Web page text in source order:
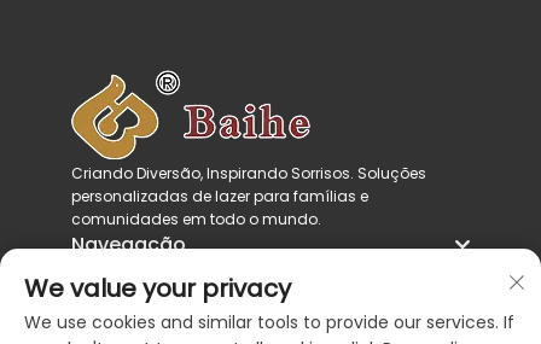
Criando Diversão, Inspirando Sorrisos. Soluções
personalizadas de lazer para famílias e
comunidades em todo o mundo.
Navegação
Categorias de produtos
Entre em contato conosco
We value your privacy
We use cookies and similar tools to provide our services. If